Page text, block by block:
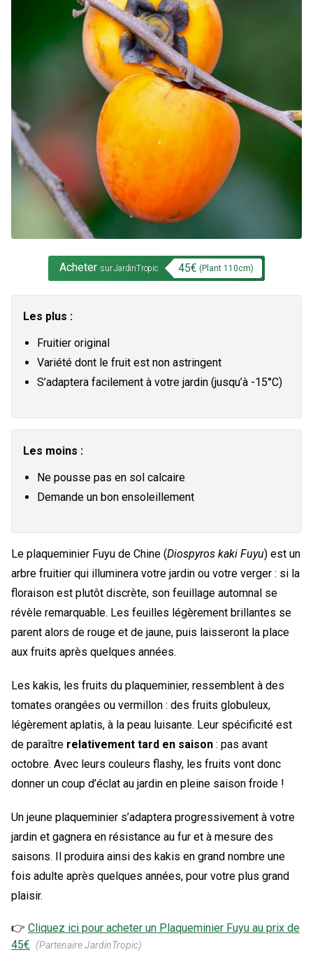
Acheter sur JardinTropic 45€ (Plant 110cm)
Les plus :
Fruitier original
Variété dont le fruit est non astringent
S’adaptera facilement à votre jardin (jusqu’à -15°C)
Les moins :
Ne pousse pas en sol calcaire
Demande un bon ensoleillement
Le plaqueminier Fuyu de Chine (Diospyros kaki Fuyu) est un
arbre fruitier qui illuminera votre jardin ou votre verger : si la
floraison est plutôt discrète, son feuillage automnal se
révèle remarquable. Les feuilles légèrement brillantes se
parent alors de rouge et de jaune, puis laisseront la place
aux fruits après quelques années.
Les kakis, les fruits du plaqueminier, ressemblent à des
tomates orangées ou vermillon : des fruits globuleux,
légèrement aplatis, à la peau luisante. Leur spécificité est
de paraître relativement tard en saison : pas avant
octobre. Avec leurs couleurs flashy, les fruits vont donc
donner un coup d’éclat au jardin en pleine saison froide !
Un jeune plaqueminier s’adaptera progressivement à votre
jardin et gagnera en résistance au fur et à mesure des
saisons. Il produira ainsi des kakis en grand nombre une
fois adulte après quelques années, pour votre plus grand
plaisir.
👉 Cliquez ici pour acheter un Plaqueminier Fuyu au prix de
45€ (Partenaire JardinTropic)